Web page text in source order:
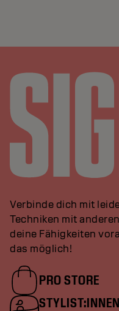
Verbinde dich mit
Techniken mit
deine Fähigkeiten
das möglich!
PRO STORE
STYLIST:INNEN